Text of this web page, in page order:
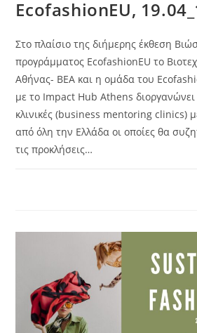
EcofashionEU,
Στο πλαίσιο της διήμερης έκθεση
προγράμματος EcofashionEU το
Αθήνας- ΒΕΑ και η ομάδα του
με το Impact Hub Athens διοργανώνει
κλινικές (business mentoring clinics)
από όλη την Ελλάδα οι οποίες θα
τις προκλήσεις…